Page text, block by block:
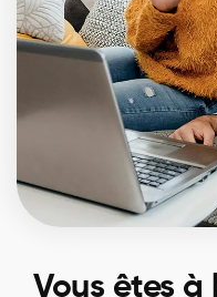
Vous êtes à